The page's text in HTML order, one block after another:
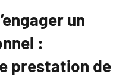
un
:
prestation de